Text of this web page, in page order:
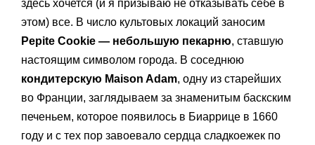
здесь хочется (и я призываю не отказывать себе в
этом) все. В число культовых локаций заносим
Pepite Cookie — небольшую пекарню, ставшую
настоящим символом города. В соседнюю
кондитерскую Maison Adam, одну из старейших
во Франции, заглядываем за знаменитым баскским
печеньем, которое появилось в Биаррице в 1660
году и с тех пор завоевало сердца сладкоежек по